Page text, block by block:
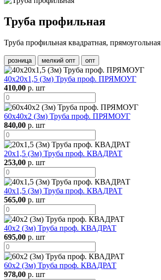
Труба профильная
Труба профильная квадратная, прямоугольная
розница мелкий опт опт
40х20х1,5 (3м) Труба проф. ПРЯМОУГ
410,00 р. шт
60х40х2 (3м) Труба проф. ПРЯМОУГ
840,00 р. шт
20х1,5 (3м) Труба проф. КВАДРАТ
253,00 р. шт
40х1,5 (3м) Труба проф. КВАДРАТ
565,00 р. шт
40х2 (3м) Труба проф. КВАДРАТ
695,00 р. шт
60х2 (3м) Труба проф. КВАДРАТ
978,00 р. шт